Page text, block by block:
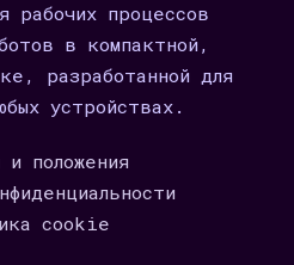
рабочих процессов
в компактной,
разработанной для
устройствах.
и положения
cookie